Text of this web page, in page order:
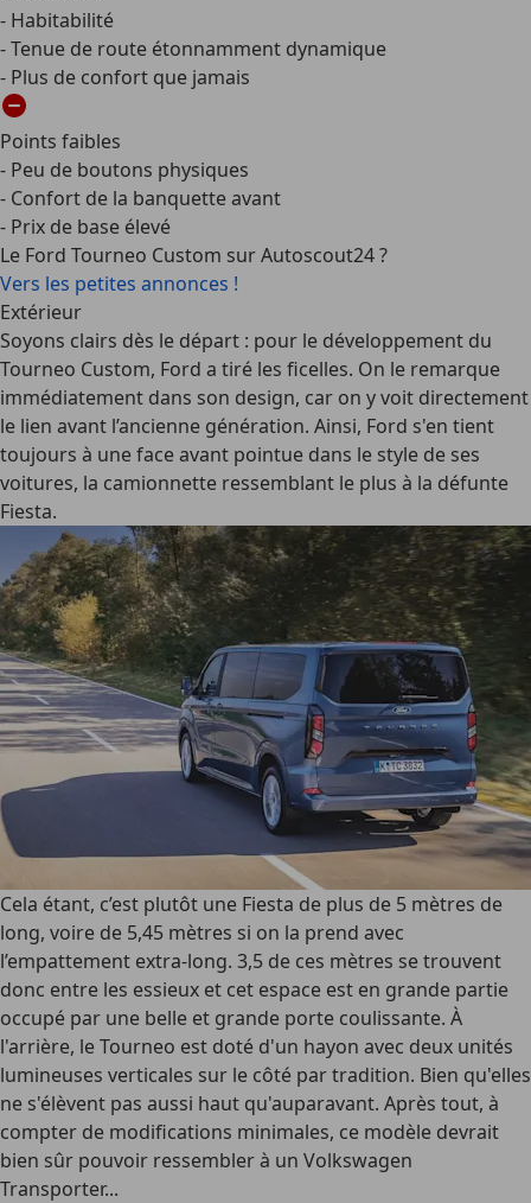
- Habitabilité
- Tenue de route étonnamment dynamique
- Plus de confort que jamais
Points faibles
- Peu de boutons physiques
- Confort de la banquette avant
- Prix de base élevé
Le Ford Tourneo Custom sur Autoscout24 ?
Vers les petites annonces !
Extérieur
Soyons clairs dès le départ : pour le développement du
Tourneo Custom, Ford a tiré les ficelles. On le remarque
immédiatement dans son design, car on y voit directement
le lien avant l’ancienne génération. Ainsi, Ford s'en tient
toujours à une face avant pointue dans le style de ses
voitures, la camionnette ressemblant le plus à la défunte
Fiesta.
Cela étant, c’est plutôt une Fiesta de plus de 5 mètres de
long, voire de 5,45 mètres si on la prend avec
l’empattement extra-long. 3,5 de ces mètres se trouvent
donc entre les essieux et cet espace est en grande partie
occupé par une belle et grande porte coulissante. À
l'arrière, le Tourneo est doté d'un hayon avec deux unités
lumineuses verticales sur le côté par tradition. Bien qu'elles
ne s'élèvent pas aussi haut qu'auparavant. Après tout, à
compter de modifications minimales, ce modèle devrait
bien sûr pouvoir ressembler à un Volkswagen
Transporter...